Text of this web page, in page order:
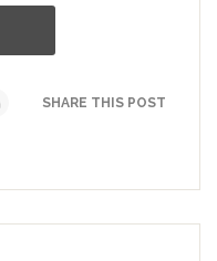
SHARE THIS POST